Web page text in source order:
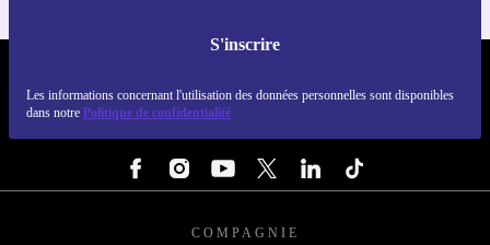
S'inscrire
Les informations concernant l'utilisation des données personnelles sont disponibles
dans notre Politique de confidentialité
COMPAGNIE